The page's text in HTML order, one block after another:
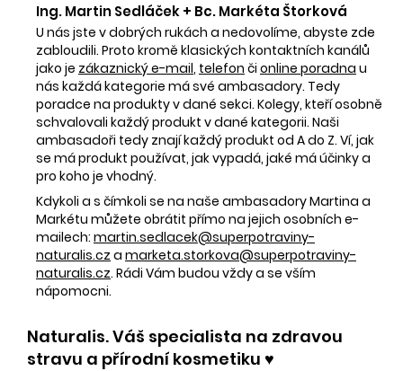
Ing. Martin Sedláček + Bc. Markéta Štorková
U nás jste v dobrých rukách a nedovolíme, abyste zde
zabloudili. Proto kromě klasických kontaktních kanálů
jako je zákaznický e-mail, telefon či online poradna u
nás každá kategorie má své ambasadory. Tedy
poradce na produkty v dané sekci. Kolegy, kteří osobně
schvalovali každý produkt v dané kategorii. Naši
ambasadoři tedy znají každý produkt od A do Z. Ví, jak
se má produkt používat, jak vypadá, jaké má účinky a
pro koho je vhodný.
Kdykoli a s čímkoli se na naše ambasadory Martina a
Markétu můžete obrátit přímo na jejich osobních e-
mailech: martin.sedlacek@superpotraviny-
naturalis.cz a marketa.storkova@superpotraviny-
naturalis.cz. Rádi Vám budou vždy a se vším
nápomocni.
Naturalis. Váš specialista na zdravou
stravu a přírodní kosmetiku ♥️